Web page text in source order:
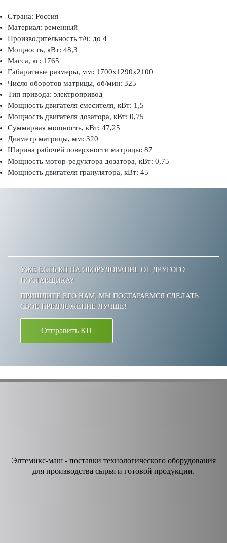
УЖЕ ЕСТЬ КП НА ОБОРУДОВАНИЕ ОТ ДРУГОГО
ПОСТАВЩИКА?
ПРИШЛИТЕ ЕГО НАМ, МЫ ПОСТАРАЕМСЯ СДЕЛАТЬ
СВОЕ ПРЕДЛОЖЕНИЕ ЛУЧШЕ!
Отправить КП
Страна: Россия
Материал: ременный
Производительность т/ч: до 4
Мощность, кВт: 48,3
Масса, кг: 1765
Габаритные размеры, мм: 1700х1290х2100
Число оборотов матрицы, об/мин: 325
Тип привода: электропривод
Мощность двигателя смесителя, кВт: 1,5
Мощность двигателя дозатора, кВт: 0,75
Суммарная мощность, кВт: 47,25
Диаметр матрицы, мм: 320
Ширина рабочей поверхности матрицы: 87
Мощность мотор-редуктора дозатора, кВт: 0,75
Мощность двигателя гранулятора, кВт: 45
Элтемикс-маш - поставки технологического оборудования
для производства сырья и готовой продукции.